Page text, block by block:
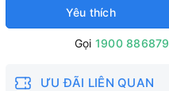
Yêu thích
Gọi 1900 886879
ƯU ĐÃI LIÊN QUAN